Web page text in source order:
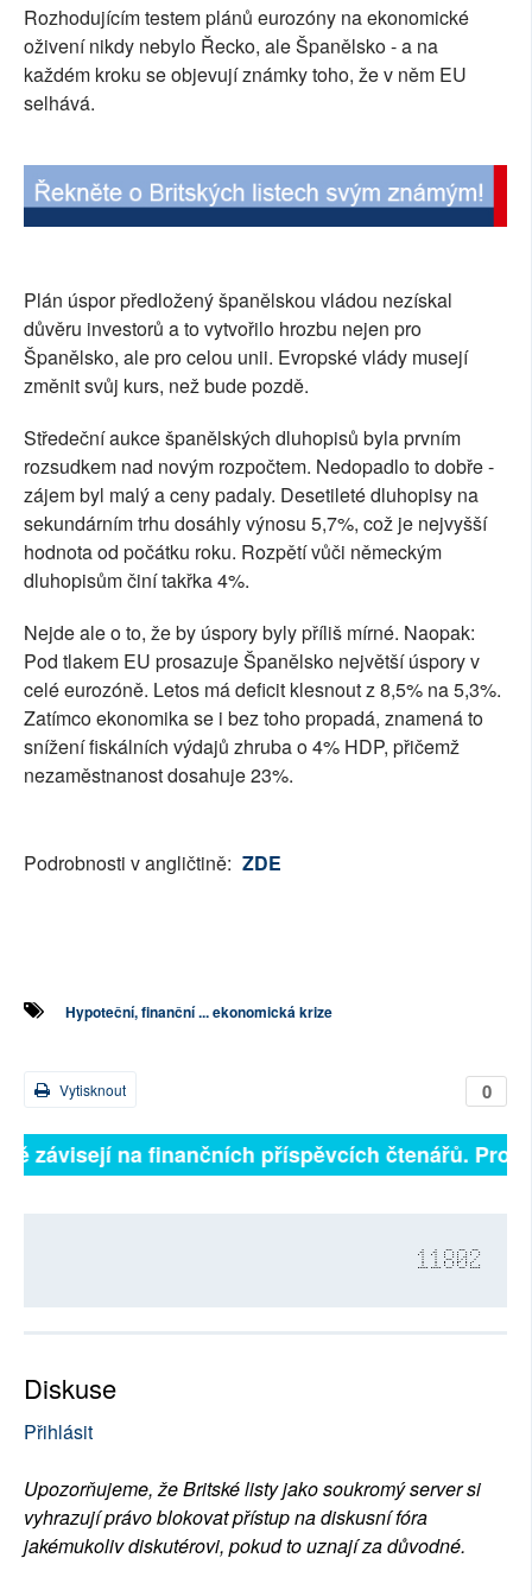
SOCIÁLNÍ SÍTĚ
RUBRIKY
Rozhodujícím testem plánů eurozóny na ekonomické
oživení nikdy nebylo Řecko, ale Španělsko - a na
každém kroku se objevují známky toho, že v něm EU
selhává.
Plán úspor předložený španělskou vládou nezískal
důvěru investorů a to vytvořilo hrozbu nejen pro
Španělsko, ale pro celou unii. Evropské vlády musejí
změnit svůj kurs, než bude pozdě.
Středeční aukce španělských dluhopisů byla prvním
rozsudkem nad novým rozpočtem. Nedopadlo to dobře -
zájem byl malý a ceny padaly. Desetileté dluhopisy na
sekundárním trhu dosáhly výnosu 5,7%, což je nejvyšší
hodnota od počátku roku. Rozpětí vůči německým
dluhopisům činí takřka 4%.
Nejde ale o to, že by úspory byly příliš mírné. Naopak:
Pod tlakem EU prosazuje Španělsko největší úspory v
celé eurozóně. Letos má deficit klesnout z 8,5% na 5,3%.
Zatímco ekonomika se i bez toho propadá, znamená to
snížení fiskálních výdajů zhruba o 4% HDP, přičemž
nezaměstnanost dosahuje 23%.
Podrobnosti v angličtině: ZDE
Hypoteční, finanční ... ekonomická krize
0
Vytisknout
závisejí na finančních příspěvcích čtenářů.
11802
Diskuse
Přihlásit
Upozorňujeme, že Britské listy jako soukromý server si
vyhrazují právo blokovat přístup na diskusní fóra
jakémukoliv diskutérovi, pokud to uznají za důvodné.